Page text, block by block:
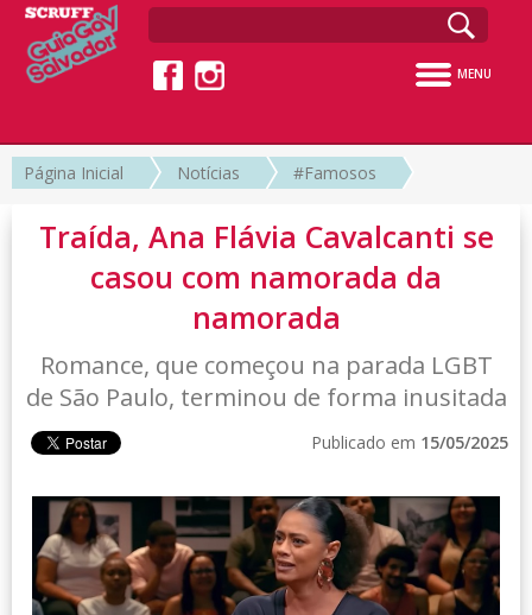
MENU
Página Inicial Notícias #Famosos
Traída, Ana Flávia Cavalcanti se
casou com namorada da
namorada
Romance, que começou na parada LGBT
de São Paulo, terminou de forma inusitada
Publicado em 15/05/2025